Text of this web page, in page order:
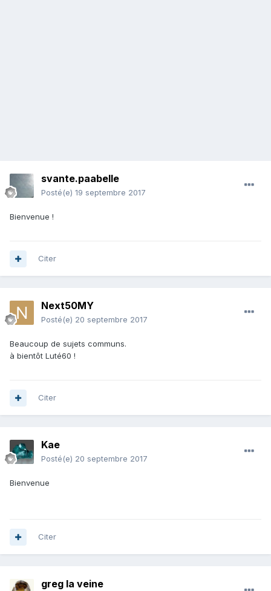
svante.paabelle
Posté(e) 19 septembre 2017
Bienvenue !
Citer
Next50MY
Posté(e) 20 septembre 2017
Beaucoup de sujets communs.
à bientôt Luté60 !
Citer
Kae
Posté(e) 20 septembre 2017
Bienvenue
Citer
greg la veine